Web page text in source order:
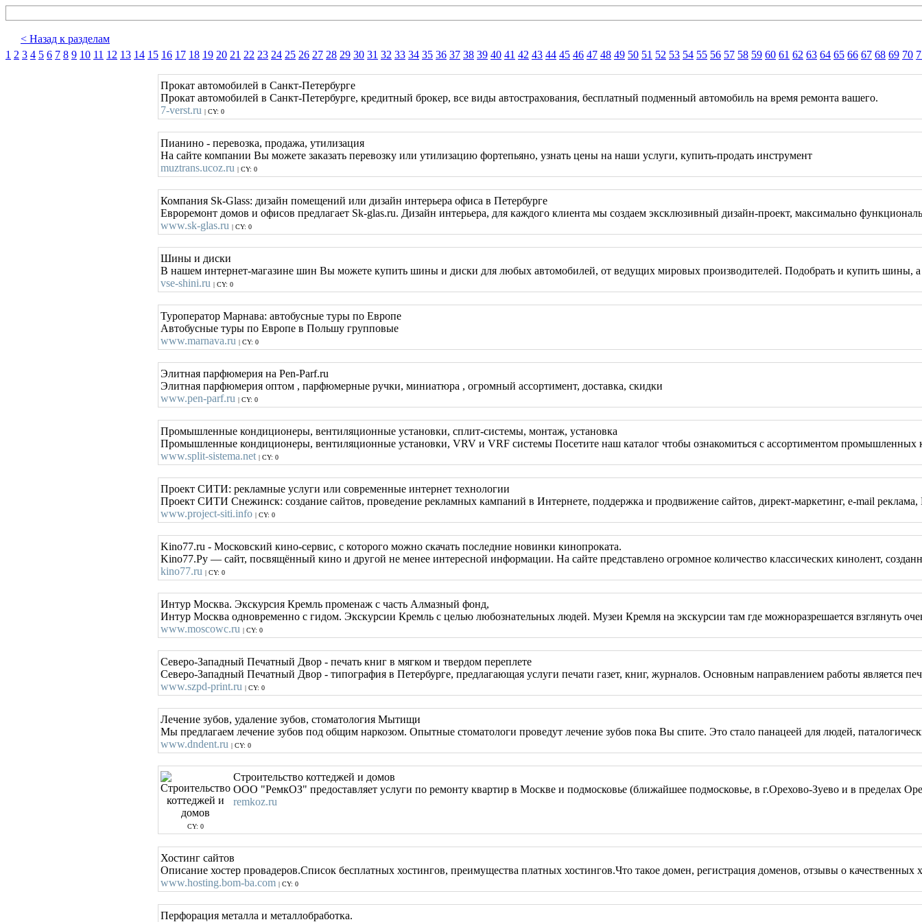
< Назад к разделам
1 2 3 4 5 6 7 8 9 10 11 12 13 14 15 16 17 18 19 20 21 22 23 24 25 26 27 28 29 30 31 32 33 34 35 36 37 38 39 40 41 42 43 44 45 46 47 48 49 50 51 52 53 54 55 56 57 58 59 60 61 62 63 64 65 66 67 68 69 70
Прокат автомобилей в Санкт-Петербурге
Прокат автомобилей в Санкт-Петербурге, кредитный брокер, все виды автострахования, бесплатный подменный автомобиль на время ремонта вашего.
7-verst.ru | CY: 0
Пианино - перевозка, продажа, утилизация
На сайте компании Вы можете заказать перевозку или утилизацию фортепьяно, узнать цены на наши услуги, купить-продать инструмент
muztrans.ucoz.ru | CY: 0
Компания Sk-Glass: дизайн помещений или дизайн интерьера офиса в Петербурге
Евроремонт домов и офисов предлагает Sk-glas.ru. Дизайн интерьера, для каждого клиента мы создаем эксклюзивный дизайн-проект, максимально
www.sk-glas.ru | CY: 0
Шины и диски
В нашем интернет-магазине шин Вы можете купить шины и диски для любых автомобилей, от ведущих мировых производителей. Подобрать и купить шины,
vse-shini.ru | CY: 0
Туроператор Марнава: автобусные туры по Европе
Автобусные туры по Европе в Польшу групповые
www.marnava.ru | CY: 0
Элитная парфюмерия на Pen-Parf.ru
Элитная парфюмерия оптом , парфюмерные ручки, миниатюра , огромный ассортимент, доставка, скидки
www.pen-parf.ru | CY: 0
Промышленные кондиционеры, вентиляционные установки, сплит-системы, монтаж, установка
Промышленные кондиционеры, вентиляционные установки, VRV и VRF системы Посетите наш каталог чтобы ознакомиться с ассортиментом
www.split-sistema.net | CY: 0
Проект СИТИ: рекламные услуги или современные интернет технологии
Проект СИТИ Снежинск: создание сайтов, проведение рекламных кампаний в Интернете, поддержка и продвижение сайтов, директ-маркетинг, e-mail
www.project-siti.info | CY: 0
Kino77.ru - Московский кино-сервис, с которого можно скачать последние новинки кинопроката.
Kino77.Ру — сайт, посвящённый кино и другой не менее интересной информации. На сайте представлено огромное количество классических кинолент,
kino77.ru | CY: 0
Интур Москва. Экскурсия Кремль променаж с часть Алмазный фонд,
Интур Москва одновременно с гидом. Экскурсии Кремль с целью любознательных людей. Музеи Кремля на экскурсии там где можноразрешается
www.moscowc.ru | CY: 0
Северо-Западный Печатный Двор - печать книг в мягком и твердом переплете
Северо-Западный Печатный Двор - типография в Петербурге, предлагающая услуги печати газет, книг, журналов. Основным направлением работы является
www.szpd-print.ru | CY: 0
Лечение зубов, удаление зубов, стоматология Мытищи
Мы предлагаем лечение зубов под общим наркозом. Опытные стоматологи проведут лечение зубов пока Вы спите. Это стало панацеей для людей,
www.dndent.ru | CY: 0
CY: 0
Строительство коттеджей и домов
ООО "РемкОЗ" предоставляет услуги по ремонту квартир в Москве и подмосковье (ближайшее подмосковье, в г.Орехово-Зуево и в пределах
remkoz.ru
Хостинг сайтов
Описание хостер провадеров.Список бесплатных хостингов, преимущества платных хостингов.Что такое домен, регистрация доменов, отзывы о качественных
www.hosting.bom-ba.com | CY: 0
Перфорация металла и металлобработка.